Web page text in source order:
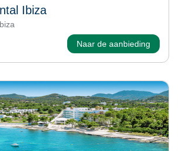
Ibiza
Naar de aanbieding